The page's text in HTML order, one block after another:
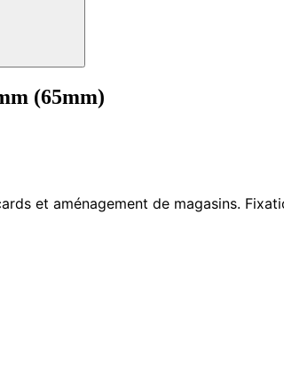
(65mm)
et aménagement de magasins.